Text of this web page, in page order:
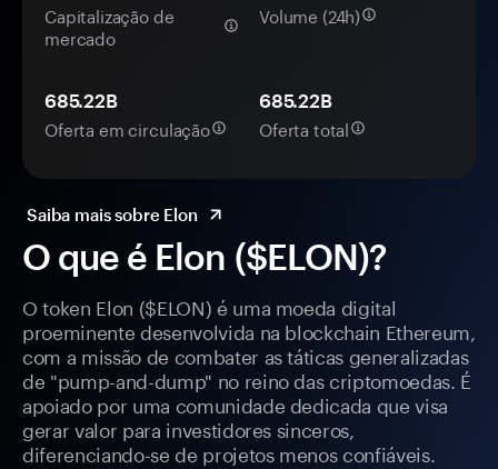
O que é Elon ($ELON)?
O token Elon ($ELON) é uma moeda digital
proeminente desenvolvida na blockchain Ethereum,
com a missão de combater as táticas generalizadas
de "pump-and-dump" no reino das criptomoedas. É
apoiado por uma comunidade dedicada que visa
gerar valor para investidores sinceros,
diferenciando-se de projetos menos confiáveis.
Capitalização de
mercado
Volume (24h)
685.22B
Oferta em circulação
685.22B
Oferta total
Saiba mais sobre Elon